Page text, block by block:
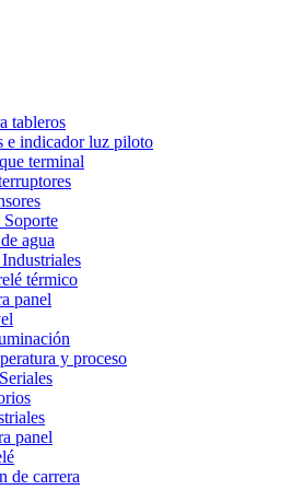
tableros
e indicador luz piloto
terminal
agua
térmico
panel
y proceso
panel
de carrera